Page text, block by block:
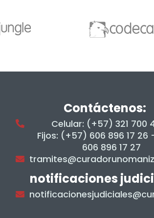
Contáctenos:
Celular: (+57) 321 700
Fijos: (+57) 606 896 17
606 896 17 27
notificaciones